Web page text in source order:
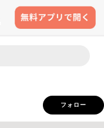
フォロー